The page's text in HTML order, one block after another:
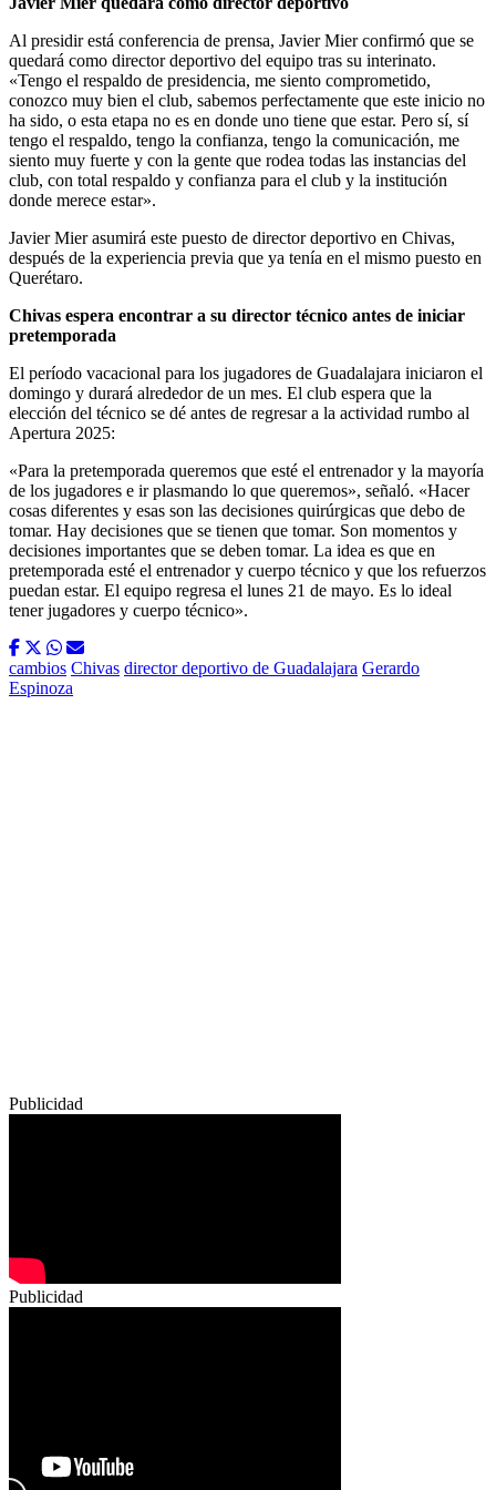
Al presidir está conferencia de prensa, Javier Mier confirmó que se
quedará como director deportivo del equipo tras su interinato.
«Tengo el respaldo de presidencia, me siento comprometido,
conozco muy bien el club, sabemos perfectamente que este inicio no
ha sido, o esta etapa no es en donde uno tiene que estar. Pero sí, sí
tengo el respaldo, tengo la confianza, tengo la comunicación, me
siento muy fuerte y con la gente que rodea todas las instancias del
club, con total respaldo y confianza para el club y la institución
donde merece estar».
Javier Mier asumirá este puesto de director deportivo en Chivas,
después de la experiencia previa que ya tenía en el mismo puesto en
Querétaro.
Chivas espera encontrar a su director técnico antes de iniciar
pretemporada
El período vacacional para los jugadores de Guadalajara iniciaron el
domingo y durará alrededor de un mes. El club espera que la
elección del técnico se dé antes de regresar a la actividad rumbo al
Apertura 2025:
«Para la pretemporada queremos que esté el entrenador y la mayoría
de los jugadores e ir plasmando lo que queremos», señaló. «Hacer
cosas diferentes y esas son las decisiones quirúrgicas que debo de
tomar. Hay decisiones que se tienen que tomar. Son momentos y
decisiones importantes que se deben tomar. La idea es que en
pretemporada esté el entrenador y cuerpo técnico y que los refuerzos
puedan estar. El equipo regresa el lunes 21 de mayo. Es lo ideal
tener jugadores y cuerpo técnico».
cambios Chivas director deportivo de Guadalajara Gerardo
Espinoza
Publicidad
Publicidad